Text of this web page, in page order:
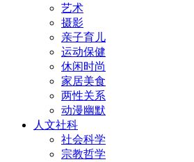
艺术
摄影
亲子育儿
运动保健
休闲时尚
家居美食
两性关系
动漫幽默
人文社科
社会科学
宗教哲学